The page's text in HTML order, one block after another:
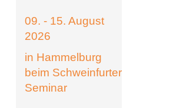
09. - 15. August
2026
in Hammelburg
beim Schweinfurter
Seminar